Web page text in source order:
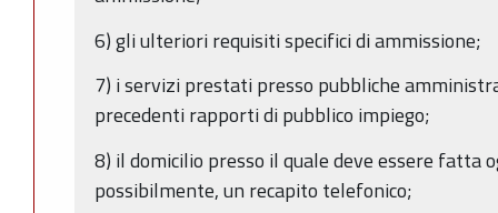
6) gli ulteriori requisiti specifici di ammissione;
7) i servizi prestati presso pubbliche
precedenti rapporti di pubblico impiego;
8) il domicilio presso il quale deve essere fatta
possibilmente, un recapito telefonico;